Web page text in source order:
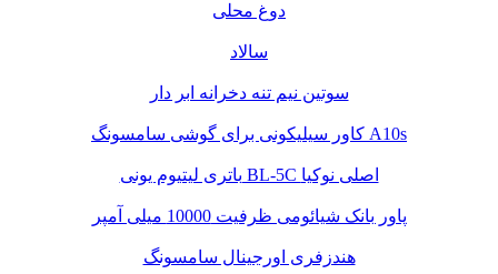
دوغ محلی
سالاد
سوتین نیم تنه دخرانه ابر دار
کاور سیلیکونی برای گوشی سامسونگ A10s
باتری لیتیوم یونی BL-5C اصلی نوکیا
پاور بانک شیائومی ظرفیت 10000 میلی آمپر
هندزفری اورجینال سامسونگ